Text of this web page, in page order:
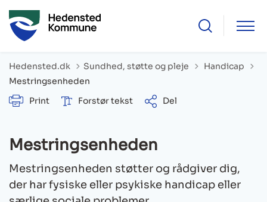
Hedensted.dk Sundhed, støtte og pleje Tilbage til
Handicap
Mestringsenheden
Print
Forstør tekst Del
Mestringsenheden
Mestringsenheden støtter og rådgiver dig,
der har fysiske eller psykiske handicap eller